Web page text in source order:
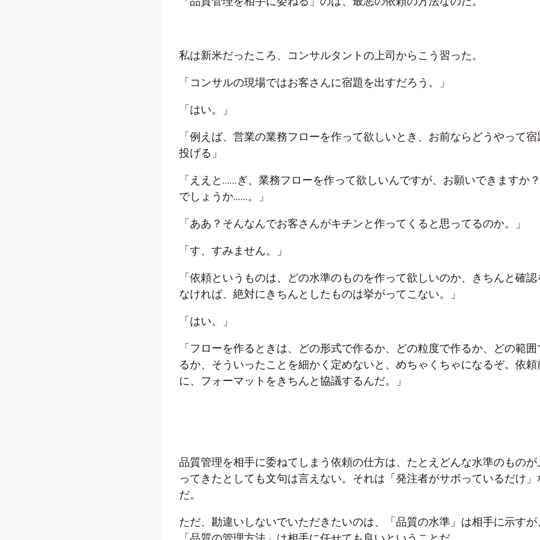
私は新米だったころ、コンサルタントの上司からこう習った。
「コンサルの現場ではお客さんに宿題を出すだろう。」
「はい。」
「例えば、営業の業務フローを作って欲しいとき、お前ならどうやって宿
投げる」
「ええと……ぎ、業務フローを作って欲しいんですが、お願いできますか
でしょうか……。」
「ああ？そんなんでお客さんがキチンと作ってくると思ってるのか。」
「す、すみません。」
「依頼というものは、どの水準のものを作って欲しいのか、きちんと確認
なければ、絶対にきちんとしたものは挙がってこない。」
「はい。」
「フローを作るときは、どの形式で作るか、どの粒度で作るか、どの範囲
るか、そういったことを細かく定めないと、めちゃくちゃになるぞ。依頼
に、フォーマットをきちんと協議するんだ。」
品質管理を相手に委ねてしまう依頼の仕方は、たとえどんな水準のものが
ってきたとしても文句は言えない。それは「発注者がサボっているだけ」
だ。
ただ、勘違いしないでいただきたいのは、「品質の水準」は相手に示すが